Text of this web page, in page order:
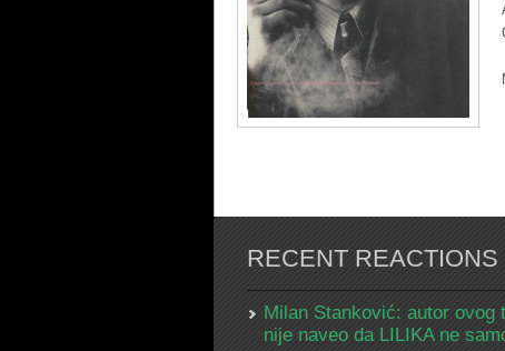
RECENT REACTIONS
Milan Stanković: autor ovog
nije naveo da LILIKA ne